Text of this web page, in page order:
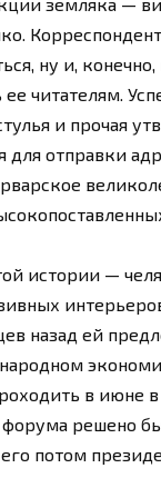
ну и,
читателям.
и прочая
для отправки
истории —
назад ей
в июне
решено
потом